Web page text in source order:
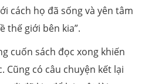
cách họ đã sống và yên tâm
thế giới bên kia”.
cuốn sách đọc xong khiến
Cũng có câu chuyện kết lại